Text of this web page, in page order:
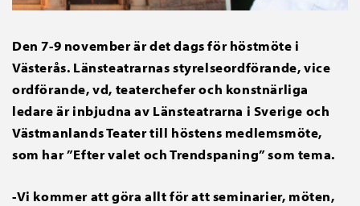
Den 7-9 november är det dags för höstmöte i
Västerås. Länsteatrarnas styrelseordförande, vice
ordförande, vd, teaterchefer och konstnärliga
ledare är inbjudna av Länsteatrarna i Sverige och
Västmanlands Teater till höstens medlemsmöte,
som har ”Efter valet och Trendspaning” som tema.
-Vi kommer att göra allt för att seminarier, möten,